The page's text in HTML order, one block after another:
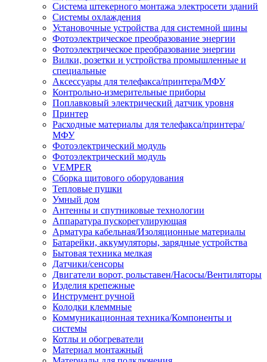
Система штекерного монтажа электросети зданий
Системы охлаждения
Установочные устройства для системной шины
Фотоэлектрическое преобразование энергии
Фотоэлектрическое преобразование энергии
Вилки, розетки и устройства промышленные и
специальные
Аксессуары для телефакса/принтера/МФУ
Контрольно-измерительные приборы
Поплавковый электрический датчик уровня
Принтер
Расходные материалы для телефакса/принтера/
МФУ
Фотоэлектрический модуль
Фотоэлектрический модуль
VEMPER
Сборка щитового оборудования
Тепловые пушки
Умный дом
Антенны и спутниковые технологии
Аппаратура пускорегулирующая
Арматура кабельная/Изоляционные материалы
Батарейки, аккумуляторы, зарядные устройства
Бытовая техника мелкая
Датчики/сенсоры
Двигатели ворот, рольставен/Насосы/Вентиляторы
Изделия крепежные
Инструмент ручной
Колодки клеммные
Коммуникационная техника/Компоненты и
системы
Котлы и обогреватели
Материал монтажный